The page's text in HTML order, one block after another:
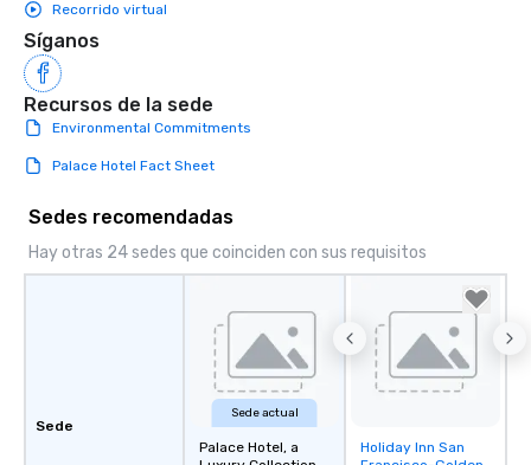
Recorrido virtual
Síganos
Recursos de la sede
Environmental Commitments
Palace Hotel Fact Sheet
Sedes recomendadas
Hay otras 24 sedes que coinciden con sus requisitos
Sede
Sede actual
Palace Hotel, a
Removed from
Holiday Inn San